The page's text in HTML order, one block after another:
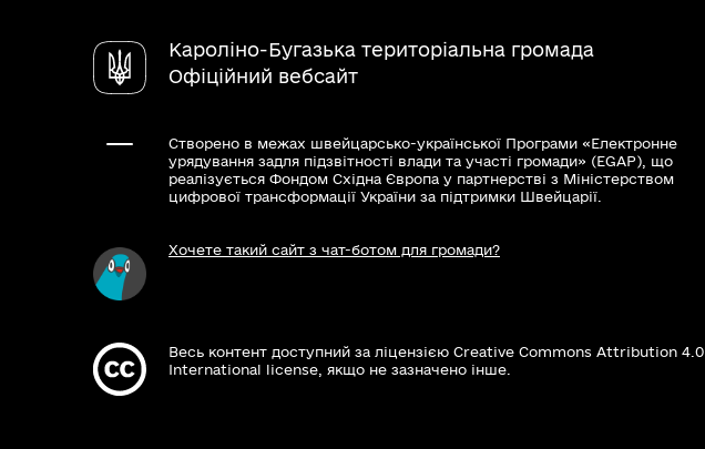
Кароліно-Бугазька територіальна громада
Офіційний вебсайт
Створено в межах швейцарсько-української Програми «Електронне
урядування задля підзвітності влади та участі громади» (EGAP), що
реалізується Фондом Східна Європа у партнерстві з Міністерством
цифрової трансформації України за підтримки Швейцарії.
Хочете такий сайт з чат-ботом для громади?
Весь контент доступний за ліцензією Creative Commons Attribution 4.0
International license, якщо не зазначено інше.